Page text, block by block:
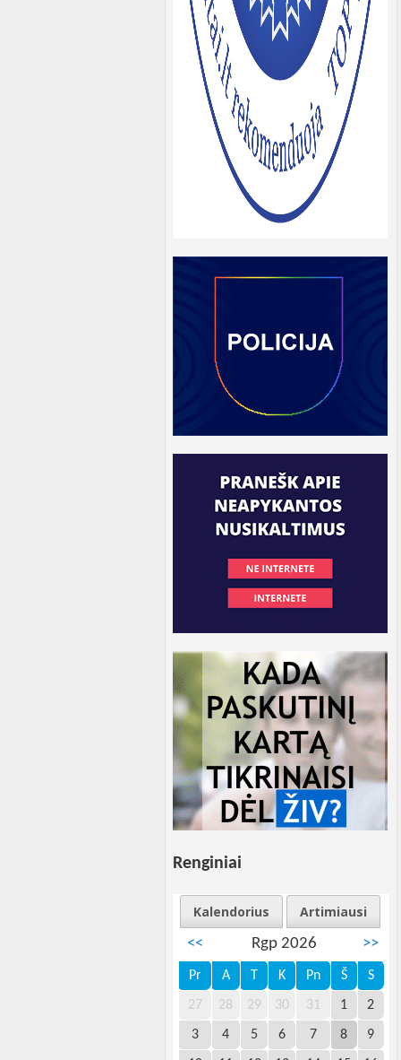
Renginiai
Kalendorius
Artimiausi
<<
Rgp 2026 >>
Pr A T K Pn Š S
27 28 29 30 31 1 2
3 4 5 6 7 8 9